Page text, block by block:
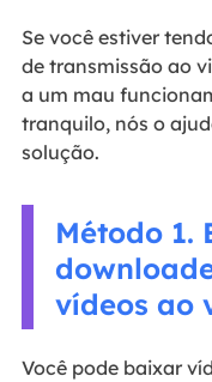
Se você estiver
de transmissão ao
a um mau
tranquilo, nós o
solução.
Método 1.
vídeos ao
Você pode baixar